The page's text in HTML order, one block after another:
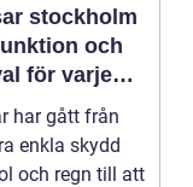
stockholm
och
för varje
har gått från
enkla skydd
och regn till att